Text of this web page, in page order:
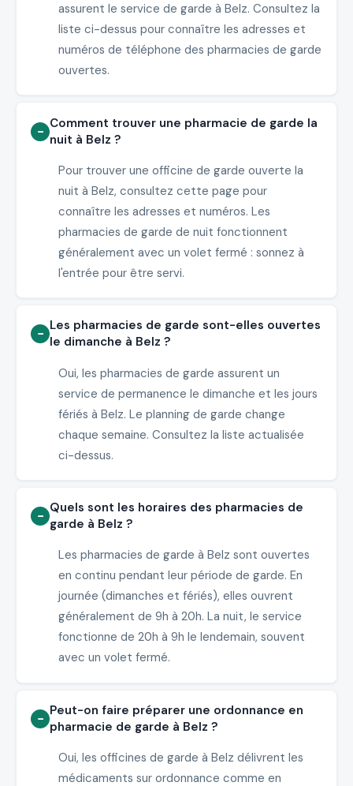
assurent le service de garde à Belz. Consultez la
liste ci-dessus pour connaître les adresses et
numéros de téléphone des pharmacies de garde
ouvertes.
Comment trouver une pharmacie de garde la
nuit à Belz ?
Pour trouver une officine de garde ouverte la
nuit à Belz, consultez cette page pour
connaître les adresses et numéros. Les
pharmacies de garde de nuit fonctionnent
généralement avec un volet fermé : sonnez à
l'entrée pour être servi.
Les pharmacies de garde sont-elles ouvertes
le dimanche à Belz ?
Oui, les pharmacies de garde assurent un
service de permanence le dimanche et les jours
fériés à Belz. Le planning de garde change
chaque semaine. Consultez la liste actualisée
ci-dessus.
Quels sont les horaires des pharmacies de
garde à Belz ?
Les pharmacies de garde à Belz sont ouvertes
en continu pendant leur période de garde. En
journée (dimanches et fériés), elles ouvrent
généralement de 9h à 20h. La nuit, le service
fonctionne de 20h à 9h le lendemain, souvent
avec un volet fermé.
Peut-on faire préparer une ordonnance en
pharmacie de garde à Belz ?
Oui, les officines de garde à Belz délivrent les
médicaments sur ordonnance comme en